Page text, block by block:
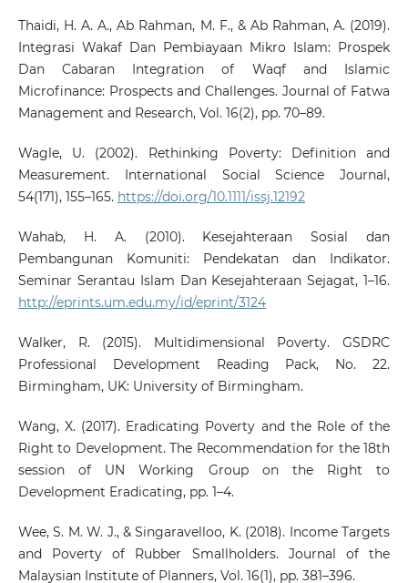
Thaidi, H. A. A., Ab Rahman, M. F., & Ab Rahman, A. (2019).
Integrasi Wakaf Dan Pembiayaan Mikro Islam: Prospek
Dan Cabaran Integration of Waqf and Islamic
Microfinance: Prospects and Challenges. Journal of Fatwa
Management and Research, Vol. 16(2), pp. 70–89.
Wagle, U. (2002). Rethinking Poverty: Definition and
Measurement. International Social Science Journal,
54(171), 155–165. https://doi.org/10.1111/issj.12192
Wahab, H. A. (2010). Kesejahteraan Sosial dan
Pembangunan Komuniti: Pendekatan dan Indikator.
Seminar Serantau Islam Dan Kesejahteraan Sejagat, 1–16.
http://eprints.um.edu.my/id/eprint/3124
Walker, R. (2015). Multidimensional Poverty. GSDRC
Professional Development Reading Pack, No. 22.
Birmingham, UK: University of Birmingham.
Wang, X. (2017). Eradicating Poverty and the Role of the
Right to Development. The Recommendation for the 18th
session of UN Working Group on the Right to
Development Eradicating, pp. 1–4.
Wee, S. M. W. J., & Singaravelloo, K. (2018). Income Targets
and Poverty of Rubber Smallholders. Journal of the
Malaysian Institute of Planners, Vol. 16(1), pp. 381–396.